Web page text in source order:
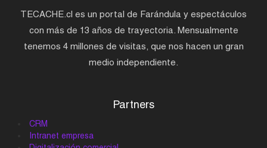
TECACHE.cl es un portal de Farándula y espectáculos
con más de 13 años de trayectoria. Mensualmente
tenemos 4 millones de visitas, que nos hacen un gran
medio independiente.
Partners
CRM
Intranet empresa